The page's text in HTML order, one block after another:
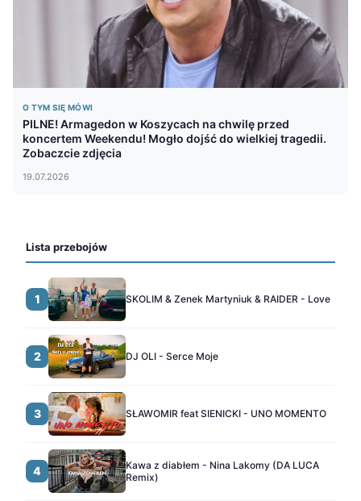
O TYM SIĘ MÓWI
PILNE! Armagedon w Koszycach na chwilę przed
koncertem Weekendu! Mogło dojść do wielkiej tragedii.
Zobaczcie zdjęcia
19.07.2026
Lista przebojów
1 SKOLIM & Zenek Martyniuk & RAIDER - Love
2 DJ OLI - Serce Moje
3 SŁAWOMIR feat SIENICKI - UNO MOMENTO
4
Kawa z diabłem - Nina Lakomy (DA LUCA
Remix)